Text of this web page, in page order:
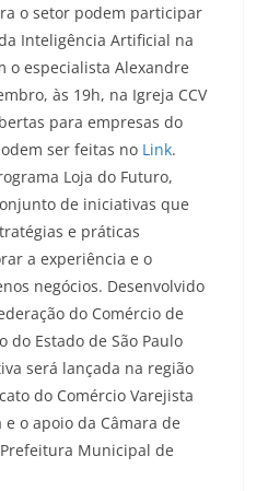
o setor podem participar
Inteligência Artificial na
o especialista Alexandre
às 19h, na Igreja CCV
para empresas do
ser feitas no Link.
Loja do Futuro,
de iniciativas que
e práticas
a experiência e o
negócios. Desenvolvido
do Comércio de
do Estado de São Paulo
será lançada na região
do Comércio Varejista
o apoio da Câmara de
Municipal de